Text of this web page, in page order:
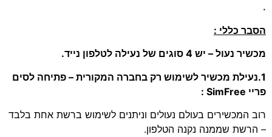
.
הסבר כללי :
מכשיר נעול – יש 4 סוגים של נעילה לטלפון נייד.
1.נעילת מכשיר לשימוש רק בחברה המקורית – פתיחה לסים
פריי SimFree :
רוב המכשירים בעולם נעולים וניתנים לשימוש ברשת אחת בלבד
– הרשת שממנה נקנה הטלפון.